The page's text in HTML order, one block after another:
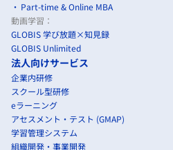
Part-time & Online MBA
動画学習：
GLOBIS 学び放題×知見録
GLOBIS Unlimited
法人向けサービス
企業内研修
スクール型研修
eラーニング
アセスメント・テスト (GMAP)
学習管理システム
組織開発・事業開発